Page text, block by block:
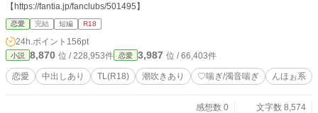
【https://fantia.jp/fanclubs/501495】
恋愛 完結 短編 R18
24h.ポイント 156pt
小説 8,870 位 / 228,953件 恋愛 3,987 位 / 66,403件
恋愛 中出しあり TL(R18) 潮吹きあり ♡喘ぎ/濁音喘ぎ んほぉ系
感想数 0
文字数 8,574